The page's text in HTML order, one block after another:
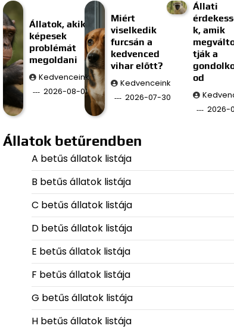
Állatok, akik
képesek
problémát
megoldani
Kedvenceink
2026-08-01
Miért
viselkedik
furcsán a
kedvenced
vihar előtt?
Kedvenceink
2026-07-30
Állati
k, amik
tják a
od
2026-
Állatok betűrendben
A betűs állatok listája
B betűs állatok listája
C betűs állatok listája
D betűs állatok listája
E betűs állatok listája
F betűs állatok listája
G betűs állatok listája
H betűs állatok listája